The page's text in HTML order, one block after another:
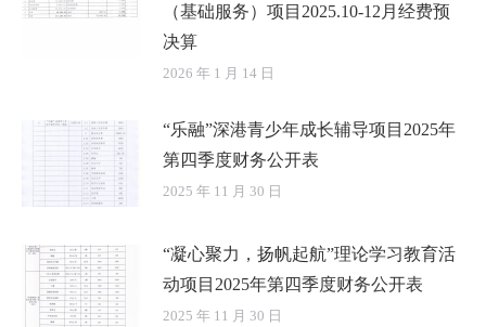
（基础服务）项目2025.10-12月经费预
决算
2026 年 1 月 14 日
“乐融”深港青少年成长辅导项目2025年
第四季度财务公开表
2025 年 11 月 30 日
“凝心聚力，扬帆起航”理论学习教育活
动项目2025年第四季度财务公开表
2025 年 11 月 30 日